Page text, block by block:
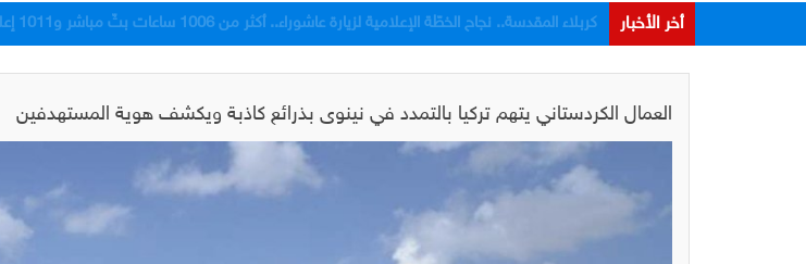
أخر الأخبار الداخلية: توقيف ضابط ومنتسبين اثنين من مرور النجف بعد اعتدائهم على مواطن
العمال الكردستاني يتهم تركيا بالتمدد في نينوى بذرائع كاذبة ويكشف هوية المستهدفين